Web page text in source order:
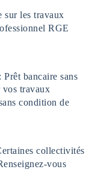
sur les travaux
RGE
: Prêt bancaire sans
vos travaux
condition de
collectivités
vous